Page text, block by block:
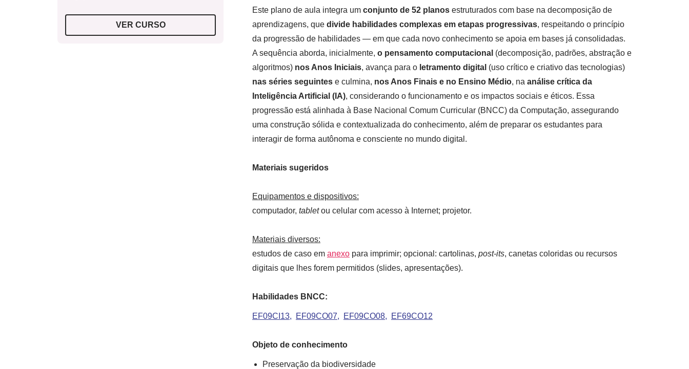
VER CURSO
Este plano de aula integra um conjunto de 52 planos estruturados com base na decomposição de
aprendizagens, que divide habilidades complexas em etapas progressivas, respeitando o princípio
da progressão de habilidades — em que cada novo conhecimento se apoia em bases já consolidadas.
A sequência aborda, inicialmente, o pensamento computacional (decomposição, padrões, abstração e
algoritmos) nos Anos Iniciais, avança para o letramento digital (uso crítico e criativo das tecnologias)
nas séries seguintes e culmina, nos Anos Finais e no Ensino Médio, na análise crítica da
Inteligência Artificial (IA), considerando o funcionamento e os impactos sociais e éticos. Essa
progressão está alinhada à Base Nacional Comum Curricular (BNCC) da Computação, assegurando
uma construção sólida e contextualizada do conhecimento, além de preparar os estudantes para
interagir de forma autônoma e consciente no mundo digital.
Materiais sugeridos
Equipamentos e dispositivos:
computador, tabletou celular com acesso à Internet; projetor.
Materiais diversos:
estudos de caso em anexo para imprimir; opcional: cartolinas, post-its, canetas coloridas ou recursos
digitais que lhes forem permitidos (slides, apresentações).
Habilidades BNCC:
EF09CI13 EF09CO07 EF09CO08 EF69CO12
Objeto de conhecimento
Preservação da biodiversidade